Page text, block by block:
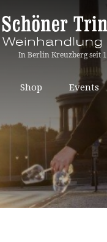
Springe
zum
Inhalt
Shop Events